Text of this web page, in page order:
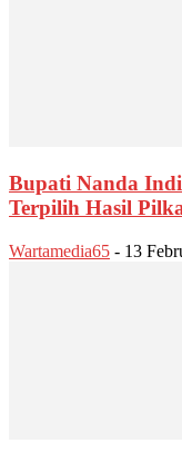
Bupati Nanda
Terpilih Hasil
Wartamedia65 - 13